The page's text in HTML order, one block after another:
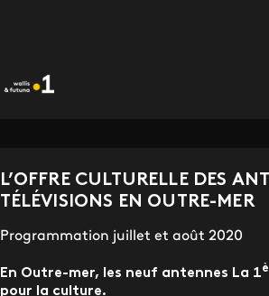
L’OFFRE CULTURELLE DES
TÉLÉVISIONS EN OUTRE-MER
Programmation juillet et août 2020
En Outre-mer, les neuf antennes La 1
pour la culture.